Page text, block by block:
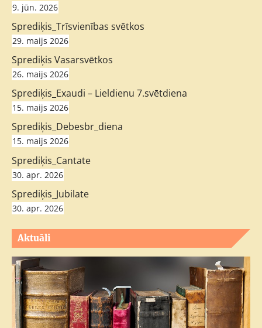
9. jūn. 2026
Sprediķis_Trīsvienības svētkos
29. maijs 2026
Sprediķis Vasarsvētkos
26. maijs 2026
Sprediķis_Exaudi – Lieldienu 7.svētdiena
15. maijs 2026
Sprediķis_Debesbr_diena
15. maijs 2026
Sprediķis_Cantate
30. apr. 2026
Sprediķis_Jubilate
30. apr. 2026
Aktuāli